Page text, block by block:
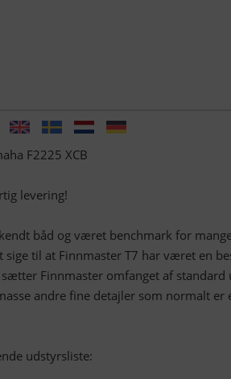
F2225 XCB
levering!
båd og været benchmark for
sige til at Finnmaster T7 har været en
sætter Finnmaster omfanget af
andre fine detajler som normalt er
udstyrsliste: